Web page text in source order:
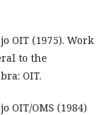
OIT (1975). Work
to the
OIT.
OIT/OMS (1984)